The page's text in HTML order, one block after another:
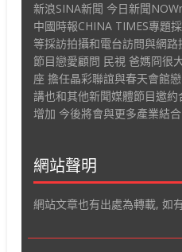
新浪SINA新聞 今日新聞
中國時報CHINA TIMES專題
等採訪拍攝和電台訪問與網
節目戀愛顧問 民視 爸媽冏很
座 擔任晶彩聯誼與春天會館
講也和其他新聞媒體節目邀
增加 今後將會與更多產業結合
網站聲明
網站文章也有出處為轉載, 如